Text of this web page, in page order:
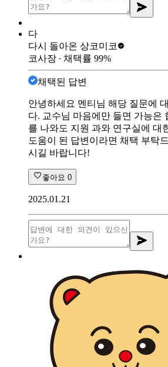
다
다시 돌아온 상코미코
코사장 ∙ 채택률 99%
채택된 답변
안녕하세요 멘티님 해당 질문에
다. 교수님 마음에만 들면 가능은
를 나와도 지원 과와 연구실에 대
도움이 된 답변이라면 채택 부탁
시길 바랍니다!
좋아요 0
2025.01.21